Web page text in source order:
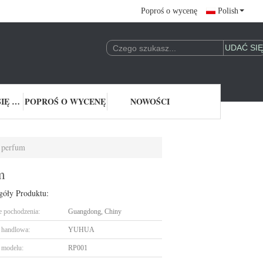
Poproś o wycenę Polish
SKONTAKTUJ SIĘ Z NAMI POPROŚ O WYCENĘ NOWOŚCI
Produktu:
pochodzenia: Guangdong, Chiny
YUHUA
RP001